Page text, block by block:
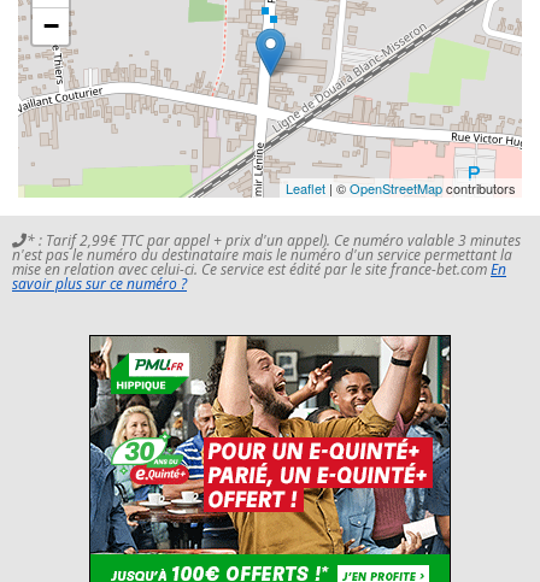
−
Leaflet | ©OpenStreetMapcontributors
* : Tarif 2,99€ TTC par appel + prix d'un appel). Ce numéro valable 3 minutes
n'est pas le numéro du destinataire mais le numéro d'un service permettant la
mise en relation avec celui-ci. Ce service est édité par le site france-bet.comEn
savoir plus sur ce numéro ?